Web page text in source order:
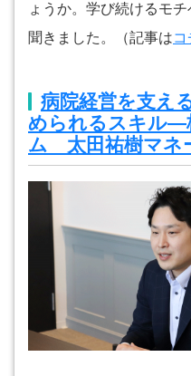
ょうか。学び続けるモ
聞きました。（記事はコ
病院経営を支え
められるスキル―
ム 太田祐樹マネ